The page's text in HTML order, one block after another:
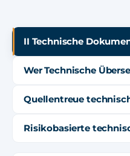
II Technische
Wer Technische
Quellentreue
Risikobasierte